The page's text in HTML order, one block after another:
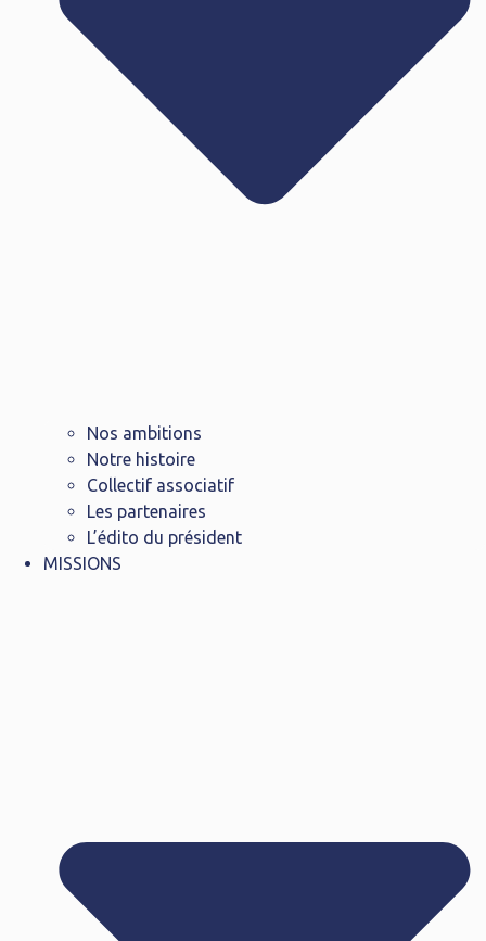
Nos ambitions
Notre histoire
Collectif associatif
Les partenaires
L’édito du président
MISSIONS